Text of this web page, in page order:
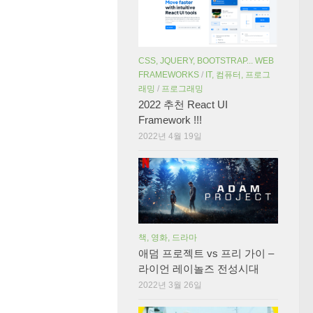
CSS, JQUERY, BOOTSTRAP... WEB
FRAMEWORKS / IT, 컴퓨터, 프로그
래밍 / 프로그래밍
2022 추천 React UI
Framework !!!
2022년 4월 19일
책, 영화, 드라마
애덤 프로젝트 vs 프리 가이 –
라이언 레이놀즈 전성시대
2022년 3월 26일